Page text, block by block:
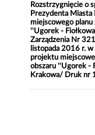
Rozstrzygnięcie o
Prezydenta Miasta
miejscowego
''Ugorek -
Zarządzenia Nr
listopada 2016 r.
projektu
obszaru ''Ugorek -
Krakowa/ Druk nr